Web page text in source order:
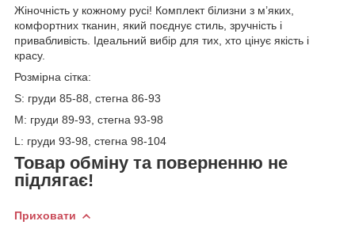
Жіночність у кожному русі! Комплект білизни з м’яких,
комфортних тканин, який поєднує стиль, зручність і
привабливість. Ідеальний вибір для тих, хто цінує якість і
красу.
Розмірна сітка:
S: груди 85-88, стегна 86-93
М: груди 89-93, стегна 93-98
L: груди 93-98, стегна 98-104
Товар обміну та поверненню не
підлягає!
Приховати